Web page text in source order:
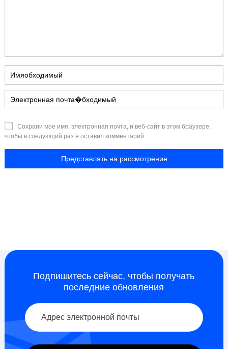
Сохрани мое имя, электронная почта, и веб-сайт в этом браузере,
чтобы в следующий раз я оставил комментарий.
Подпишитесь сейчас, чтобы получать
последние обновления